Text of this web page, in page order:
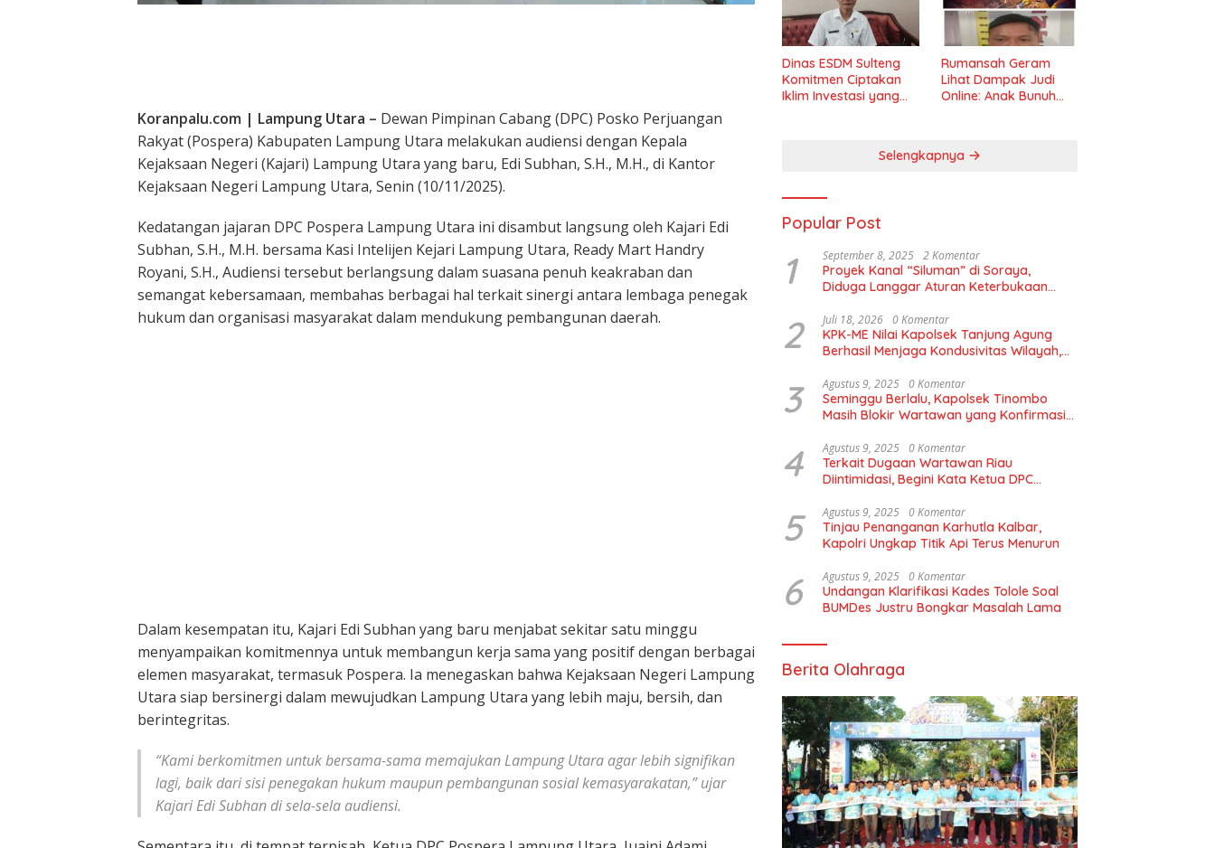
Koranpalu.com | Lampung Utara – Dewan Pimpinan Cabang (DPC) Posko Perjuangan
Rakyat (Pospera) Kabupaten Lampung Utara melakukan audiensi dengan Kepala
Kejaksaan Negeri (Kajari) Lampung Utara yang baru, Edi Subhan, S.H., M.H., di Kantor
Kejaksaan Negeri Lampung Utara, Senin (10/11/2025).
Kedatangan jajaran DPC Pospera Lampung Utara ini disambut langsung oleh Kajari Edi
Subhan, S.H., M.H. bersama Kasi Intelijen Kejari Lampung Utara, Ready Mart Handry
Royani, S.H., Audiensi tersebut berlangsung dalam suasana penuh keakraban dan
semangat kebersamaan, membahas berbagai hal terkait sinergi antara lembaga penegak
hukum dan organisasi masyarakat dalam mendukung pembangunan daerah.
Dalam kesempatan itu, Kajari Edi Subhan yang baru menjabat sekitar satu minggu
menyampaikan komitmennya untuk membangun kerja sama yang positif dengan berbagai
elemen masyarakat, termasuk Pospera. Ia menegaskan bahwa Kejaksaan Negeri Lampung
Utara siap bersinergi dalam mewujudkan Lampung Utara yang lebih maju, bersih, dan
berintegritas.
“Kami berkomitmen untuk bersama-sama memajukan Lampung Utara agar lebih signifikan
lagi, baik dari sisi penegakan hukum maupun pembangunan sosial kemasyarakatan,” ujar
Kajari Edi Subhan di sela-sela audiensi.
Dinas ESDM Sulteng
Komitmen Ciptakan
Iklim Investasi yang
Rumansah Geram
Lihat Dampak Judi
Online: Anak Bunuh
Selengkapnya
Popular Post
1 September 8, 2025 2 Komentar
Proyek Kanal “Siluman” di Soraya,
Diduga Langgar Aturan Keterbukaan
2 Juli 18, 2026 0 Komentar
KPK-ME Nilai Kapolsek Tanjung Agung
Berhasil Menjaga Kondusivitas Wilayah,
Langsung
3 Agustus 9, 2025 0 Komentar
Seminggu Berlalu, Kapolsek Tinombo
Masih Blokir Wartawan yang Konfirmasi
4 Agustus 9, 2025 0 Komentar
Terkait Dugaan Wartawan Riau
Diintimidasi, Begini Kata Ketua DPC
5 Agustus 9, 2025 0 Komentar
Tinjau Penanganan Karhutla Kalbar,
Kapolri Ungkap Titik Api Terus Menurun
6 Agustus 9, 2025 0 Komentar
Undangan Klarifikasi Kades Tolole Soal
BUMDes Justru Bongkar Masalah Lama
Berita Olahraga